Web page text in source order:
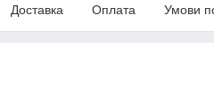
Доставка Оплата Умови